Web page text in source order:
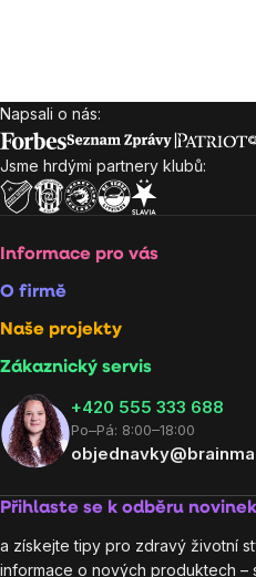
Zápatí
Napsali o nás:
Jsme hrdými partnery klubů:
Informace pro vás
O firmě
Naše projekty
Zákaznický servis
‭+420 555 333 688
Po–Pá: 8:00–18:00
Přihlaste se k odběru novinek
a získejte tipy pro zdravý životní
informace o nových produktech –